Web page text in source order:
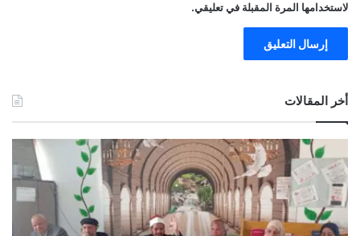
لاستخدامها المرة المقبلة في تعليقي.
أخر المقالات